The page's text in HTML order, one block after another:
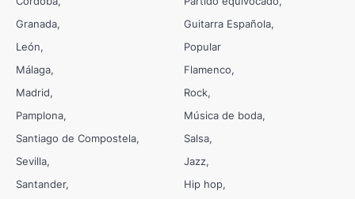
Granada
León
Málaga
Madrid
Pamplona
Santiago de Compostela
Sevilla
Santander
Guitarra Española
Popular
Flamenco
Rock
Música de boda
Salsa
Jazz
Hip hop